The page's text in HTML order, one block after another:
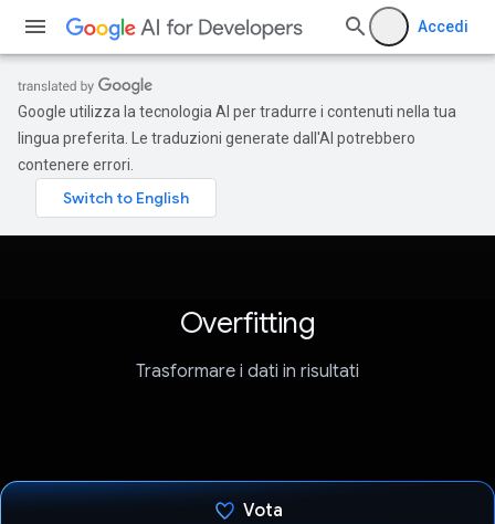
Accedi
Google utilizza la tecnologia AI per tradurre i contenuti nella tua
lingua preferita. Le traduzioni generate dall'AI potrebbero
contenere errori.
Overfitting
Trasformare i dati in risultati
Vota